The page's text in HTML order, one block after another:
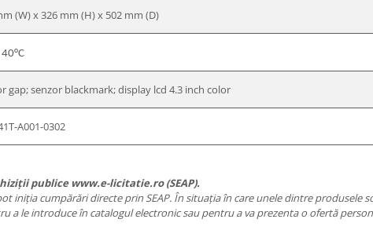
(W) x 326 mm (H) x 502 mm (D)
40°C
gap; senzor blackmark; display lcd 4.3 inch color
A001-0302
publice www.e-licitatie.ro (SEAP).
cumpărări directe prin SEAP. În situația în care unele dintre produsele
a le introduce în catalogul electronic sau pentru a va prezenta o ofertă